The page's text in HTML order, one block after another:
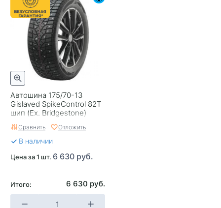
Автошина 175/70-13
Gislaved SpikeControl 82T
шип (Ex. Bridgestone)
Сравнить Отложить
В наличии
Цена за 1 шт. 6 630 руб.
Итого: 6 630 руб.